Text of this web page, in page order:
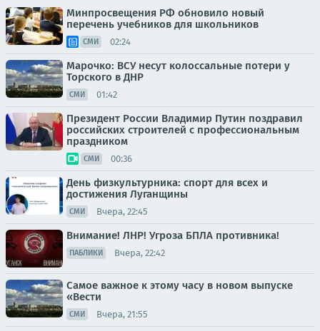
Минпросвещения РФ обновило новый
перечень учебников для школьников
СМИ 02:24
Марочко: ВСУ несут колоссальные потери у
Торского в ДНР
СМИ 01:42
Президент России Владимир Путин поздравил
российских строителей с профессиональным
праздником
СМИ 00:36
День физкультурника: спорт для всех и
достижения Луганщины
СМИ Вчера, 22:45
Внимание! ЛНР! Угроза БПЛА противника!
ПАБЛИКИ Вчера, 22:42
Самое важное к этому часу в новом выпуске
«Вести
СМИ Вчера, 21:55